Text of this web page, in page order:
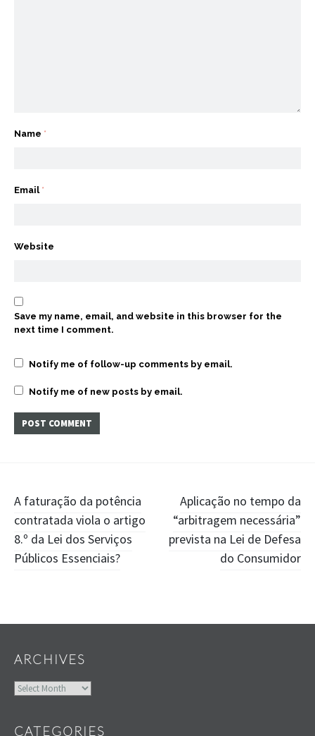
Name *
Email *
Website
Save my name, email, and website in this browser for the
next time I comment.
Notify me of follow-up comments by email.
Notify me of new posts by email.
Post
navigation
A faturação da potência
contratada viola o artigo
8.º da Lei dos Serviços
Públicos Essenciais?
Aplicação no tempo da
“arbitragem necessária”
prevista na Lei de Defesa
do Consumidor
ARCHIVES
Archives
CATEGORIES